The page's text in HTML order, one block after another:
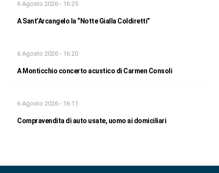
6 Agosto 2026 - 16:25
A Sant’Arcangelo la “Notte Gialla Coldiretti”
6 Agosto 2026 - 16:20
A Monticchio concerto acustico di Carmen Consoli
6 Agosto 2026 - 16:11
Compravendita di auto usate, uomo ai domiciliari